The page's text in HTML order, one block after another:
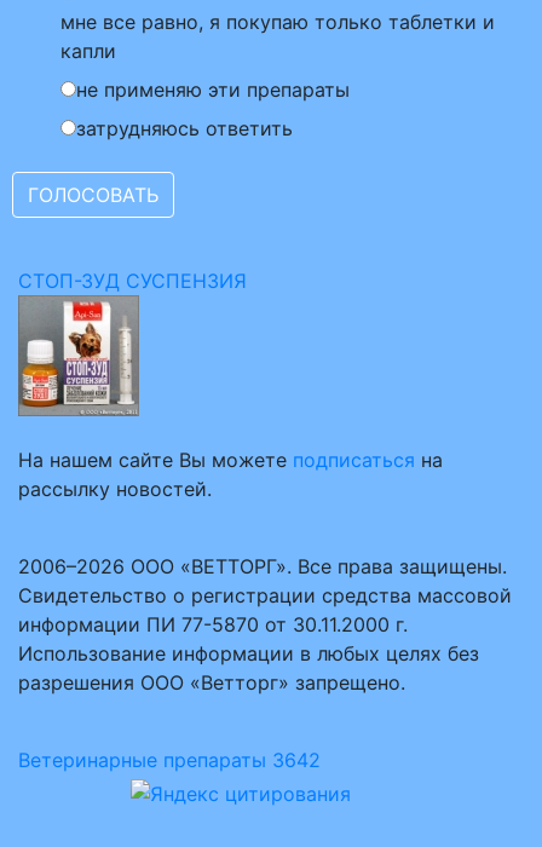
мне все равно, я покупаю только таблетки и
капли
не применяю эти препараты
затрудняюсь ответить
СТОП-ЗУД СУСПЕНЗИЯ
На нашем сайте Вы можете подписаться на
рассылку новостей.
2006–2026 ООО «ВЕТТОРГ». Все права защищены.
Свидетельство о регистрации средства массовой
информации ПИ 77-5870 от 30.11.2000 г.
Использование информации в любых целях без
разрешения ООО «Ветторг» запрещено.
Ветеринарные препараты 3642